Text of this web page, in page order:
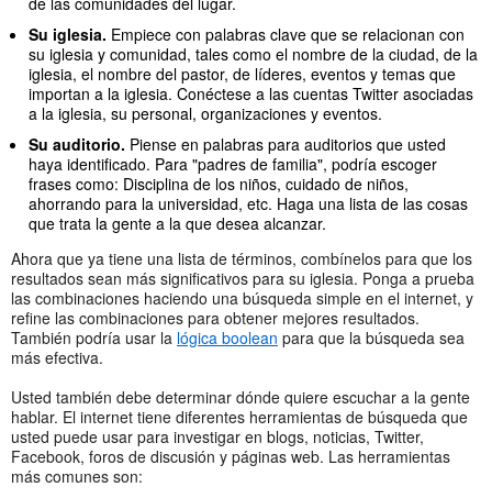
Su iglesia. Empiece con palabras clave que se relacionan con
su iglesia y comunidad, tales como el nombre de la ciudad, de la
iglesia, el nombre del pastor, de líderes, eventos y temas que
importan a la iglesia. Conéctese a las cuentas Twitter asociadas
a la iglesia, su personal, organizaciones y eventos.
Su auditorio. Piense en palabras para auditorios que usted
haya identificado. Para "padres de familia", podría escoger
frases como: Disciplina de los niños, cuidado de niños,
ahorrando para la universidad, etc. Haga una lista de las cosas
que trata la gente a la que desea alcanzar.
Ahora que ya tiene una lista de términos, combínelos para que los
resultados sean más significativos para su iglesia. Ponga a prueba
las combinaciones haciendo una búsqueda simple en el internet, y
refine las combinaciones para obtener mejores resultados.
También podría usar la lógica boolean para que la búsqueda sea
más efectiva.
Usted también debe determinar dónde quiere escuchar a la gente
hablar. El internet tiene diferentes herramientas de búsqueda que
usted puede usar para investigar en blogs, noticias, Twitter,
Facebook, foros de discusión y páginas web. Las herramientas
más comunes son: